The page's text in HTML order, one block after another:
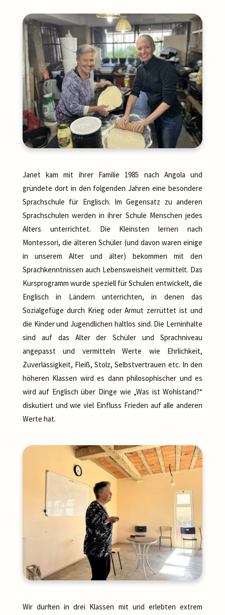
Janet kam mit ihrer Familie 1985 nach Angola und
gründete dort in den folgenden Jahren eine besondere
Sprachschule für Englisch. Im Gegensatz zu anderen
Sprachschulen werden in ihrer Schule Menschen jedes
Alters unterrichtet. Die Kleinsten lernen nach
Montessori, die älteren Schüler (und davon waren einige
in unserem Alter und älter) bekommen mit den
Sprachkenntnissen auch Lebensweisheit vermittelt. Das
Kursprogramm wurde speziell für Schulen entwickelt, die
Englisch in Ländern unterrichten, in denen das
Sozialgefüge durch Krieg oder Armut zerrüttet ist und
die Kinder und Jugendlichen haltlos sind. Die Lerninhalte
sind auf das Alter der Schüler und Sprachniveau
angepasst und vermitteln Werte wie Ehrlichkeit,
Zuverlässigkeit, Fleiß, Stolz, Selbstvertrauen etc. In den
höheren Klassen wird es dann philosophischer und es
wird auf Englisch über Dinge wie „Was ist Wohlstand?“
diskutiert und wie viel Einfluss Frieden auf alle anderen
Werte hat.
Wir durften in drei Klassen mit und erlebten extrem